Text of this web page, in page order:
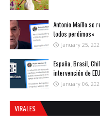
Antonio Maíllo se
todos perdimos»
January 25,
España, Brasil,
intervención de
January 06,
VIRALES